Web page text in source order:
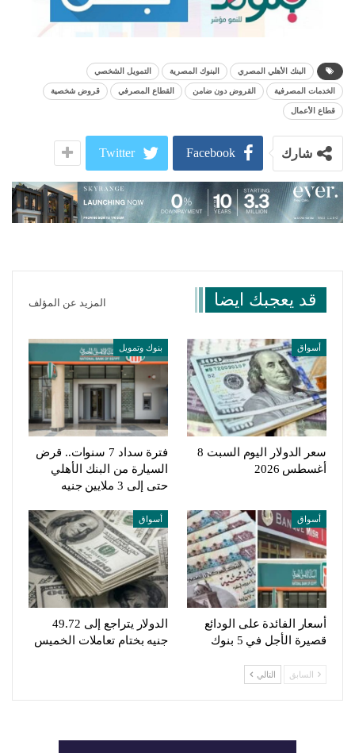
البنك الأهلي المصري البنوك المصرية التمويل الشخصي
الخدمات المصرفية القروض دون ضامن القطاع المصرفي قروض شخصية
قطاع الأعمال
شارك Facebook
Twitter
قد يعجبك ايضا المزيد عن المؤلف
أسواق
سعر الدولار اليوم السبت 8
أغسطس 2026
بنوك وتمويل
فترة سداد 7 سنوات.. قرض
السيارة من البنك الأهلي
حتى إلى 3 ملايين جنيه
أسواق
أسعار الفائدة على الودائع
قصيرة الأجل في 5 بنوك
أسواق
الدولار يتراجع إلى 49.72
جنيه بختام تعاملات الخميس
السابق التالي